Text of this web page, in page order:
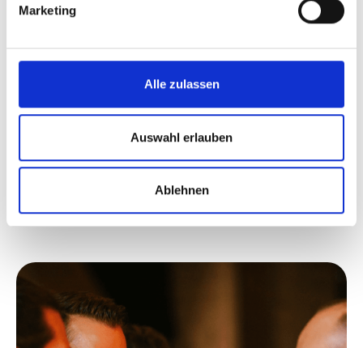
Marketing
Alle zulassen
Auswahl erlauben
Ablehnen
eigenen Shop an 50.000 zufriedene Kunden als auch
+190%Funding